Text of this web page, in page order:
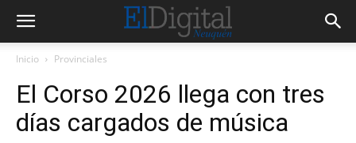
Inicio Provinciales
El Corso 2026 llega con tres
días cargados de música